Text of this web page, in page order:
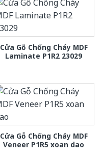
Cửa Gỗ Chống Cháy MDF
Laminate P1R2 23029
Cửa Gỗ Chống Cháy MDF
Veneer P1R5 xoan dao